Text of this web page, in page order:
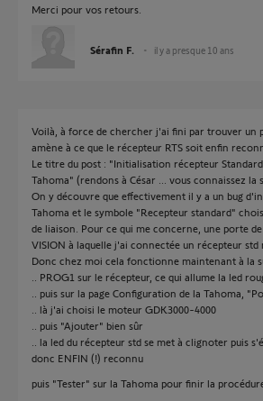
Merci pour vos retours.
Sérafin F. il y a presque 10 ans
Voilà, à force de chercher j'ai fini par trouver un
amène à ce que le récepteur RTS soit enfin
Le titre du post : "Initialisation récepteur
Tahoma" (rendons à César ... vous connaissez la
On y découvre que effectivement il y a un bug
Tahoma et le symbole "Recepteur standard"
de liaison. Pour ce qui me concerne, une porte
VISION à laquelle j'ai connectée un récepteur std
Donc chez moi cela fonctionne maintenant à la
.. PROG1 sur le récepteur, ce qui allume la led
.. puis sur la page Configuration de la Tahoma,
.. là j'ai choisi le moteur GDK3000-4000
.. puis "Ajouter" bien sûr
.. la led du récepteur std se met à clignoter puis
donc ENFIN (!) reconnu
puis "Tester" sur la Tahoma pour finir la